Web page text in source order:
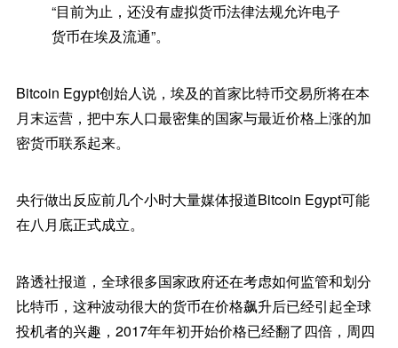
“目前为止，还没有虚拟货币法律法规允许电子
货币在埃及流通”。
Bitcoin Egypt创始人说，埃及的首家比特币交易所将在本
月末运营，把中东人口最密集的国家与最近价格上涨的加
密货币联系起来。
央行做出反应前几个小时大量媒体报道Bitcoin Egypt可能
在八月底正式成立。
路透社报道，全球很多国家政府还在考虑如何监管和划分
比特币，这种波动很大的货币在价格飙升后已经引起全球
投机者的兴趣，2017年年初开始价格已经翻了四倍，周四